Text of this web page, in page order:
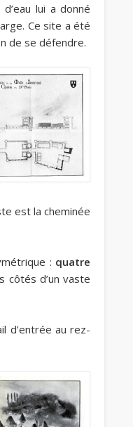
lui a donné
Ce site a été
de se défendre.
est la cheminée
: quatre
côtés d’un vaste
d’entrée au rez-